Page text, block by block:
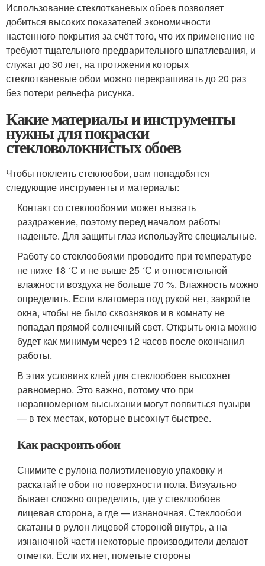
Использование стеклотканевых обоев позволяет
добиться высоких показателей экономичности
настенного покрытия за счёт того, что их применение не
требуют тщательного предварительного шпатлевания, и
служат до 30 лет, на протяжении которых
стеклотканевые обои можно перекрашивать до 20 раз
без потери рельефа рисунка.
Какие материалы и инструменты
нужны для покраски
стекловолокнистых обоев
Чтобы поклеить стеклообои, вам понадобятся
следующие инструменты и материалы:
Контакт со стеклообоями может вызвать
раздражение, поэтому перед началом работы
наденьте. Для защиты глаз используйте специальные.
Работу со стеклообоями проводите при температуре
не ниже 18 ˚С и не выше 25 ˚С и относительной
влажности воздуха не больше 70 %. Влажность можно
определить. Если влагомера под рукой нет, закройте
окна, чтобы не было сквозняков и в комнату не
попадал прямой солнечный свет. Открыть окна можно
будет как минимум через 12 часов после окончания
работы.
В этих условиях клей для стеклообоев высохнет
равномерно. Это важно, потому что при
неравномерном высыхании могут появиться пузыри
— в тех местах, которые высохнут быстрее.
Как раскроить обои
Снимите с рулона полиэтиленовую упаковку и
раскатайте обои по поверхности пола. Визуально
бывает сложно определить, где у стеклообоев
лицевая сторона, а где — изнаночная. Стеклообои
скатаны в рулон лицевой стороной внутрь, а на
изнаночной части некоторые производители делают
отметки. Если их нет, пометьте стороны